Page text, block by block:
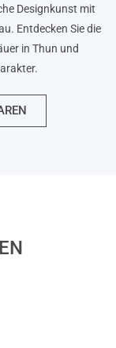
Designkunst mit
Entdecken Sie die
in Thun und